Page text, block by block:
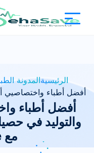
الرئيسيةالمدونة
أفضل أطباء واختصاصيي
أفضل أطباء
والتوليد في
مع sehaSave